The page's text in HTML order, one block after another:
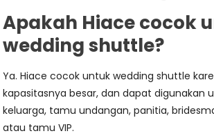
Apakah Hiace cocok
wedding shuttle?
Ya. Hiace cocok untuk wedding shuttle
kapasitasnya besar, dan dapat digunakan
keluarga, tamu undangan, panitia,
atau tamu VIP.